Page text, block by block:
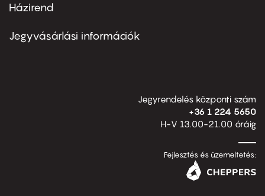
Footer
second
Házirend
Jegyvásárlási információk
Jegyrendelés központi szám
+36 1 224 5650
H-V 13.00-21.00 óráig
Fejlesztés és üzemeltetés: